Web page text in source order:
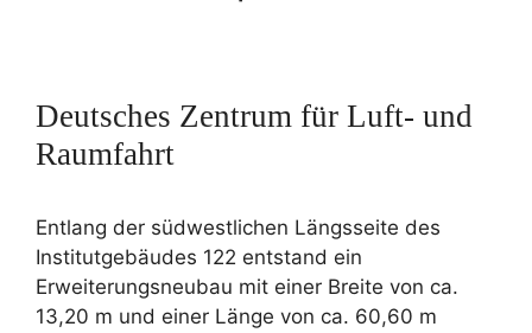
Deutsches Zentrum für Luft- und
Raumfahrt
Entlang der südwestlichen Längsseite des
Institutgebäudes 122 entstand ein
Erweiterungsneubau mit einer Breite von ca.
13,20 m und einer Länge von ca. 60,60 m